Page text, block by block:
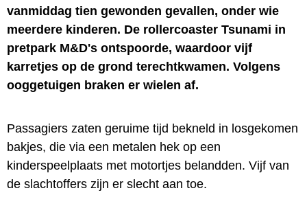
vanmiddag tien gewonden gevallen, onder wie
meerdere kinderen. De rollercoaster Tsunami in
pretpark M&D's ontspoorde, waardoor vijf
karretjes op de grond terechtkwamen. Volgens
ooggetuigen braken er wielen af.
Passagiers zaten geruime tijd bekneld in losgekomen
bakjes, die via een metalen hek op een
kinderspeelplaats met motortjes belandden. Vijf van
de slachtoffers zijn er slecht aan toe.